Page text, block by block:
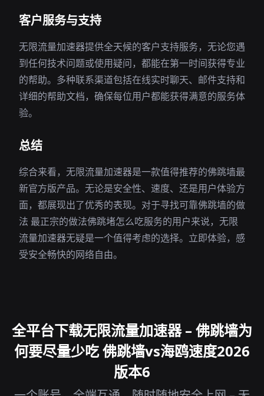
客户服务与支持
无限流量加速器提供全天候的客户支持服务，无论您遇
到任何技术问题或使用疑问，都能在第一时间获得专业
的帮助。多种联系渠道包括在线实时聊天、邮件支持和
详细的帮助文档，确保每位用户都能获得满意的服务体
验。
总结
综合来看，无限流量加速器是一款值得推荐的佛跳墙最
新官方版产品。无论是安全性、速度、还是用户体验方
面，都展现出了优秀的表现。对于寻找可靠佛跳墙的做
法 最正宗的做法佛跳堵怎么吃服务的用户来说，无限
流量加速器无疑是一个值得考虑的选择。立即体验，感
受安全畅快的网络自由。
全平台下载无限流量加速器 – 佛跳墙为
何要尽量少吃 佛跳墙vs海鸥速度2026
版本6